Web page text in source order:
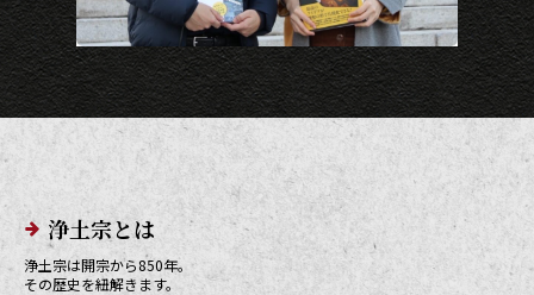
メインメニューリンク
浄土宗とは
浄土宗は開宗から850年。
その歴史を紐解きます。